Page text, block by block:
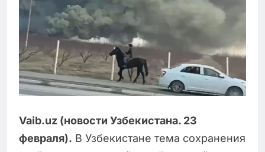
Vaib.uz (новости Узбекистана. 23
февраля). В Узбекистане тема сохранения